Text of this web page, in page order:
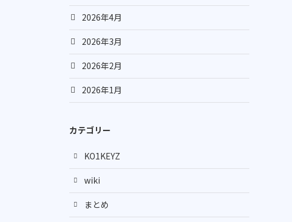
2026年4月
2026年3月
2026年2月
2026年1月
カテゴリー
KO1KEYZ
wiki
まとめ